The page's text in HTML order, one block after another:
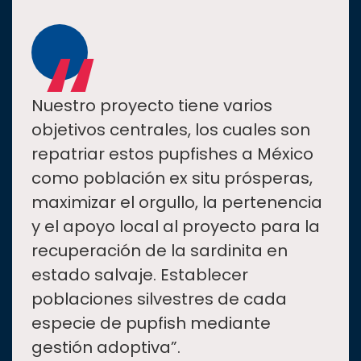
“
Nuestro proyecto tiene varios
objetivos centrales, los cuales son
repatriar estos pupfishes a México
como población ex situ prósperas,
maximizar el orgullo, la pertenencia
y el apoyo local al proyecto para la
recuperación de la sardinita en
estado salvaje. Establecer
poblaciones silvestres de cada
especie de pupfish mediante
gestión adoptiva”.